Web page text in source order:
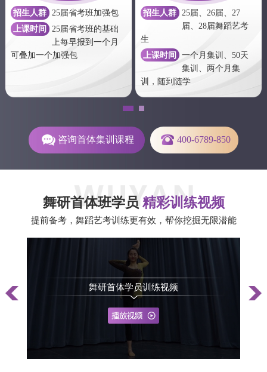
招生人群 25届省考班加强包
上课时间
25届省考班的基础
上每早报到一个月
可叠加一个加强包
招生人群 25届、26届、27
届、28届舞蹈艺考
生
上课时间
一个月集训、50天
集训、两个月集
训，随到随学
咨询首体集训课程 400-6789-850
舞研首体班学员 精彩训练视频
提前备考，舞蹈艺考训练更有效，帮你挖掘无限潜能
舞研首体学员训练视频